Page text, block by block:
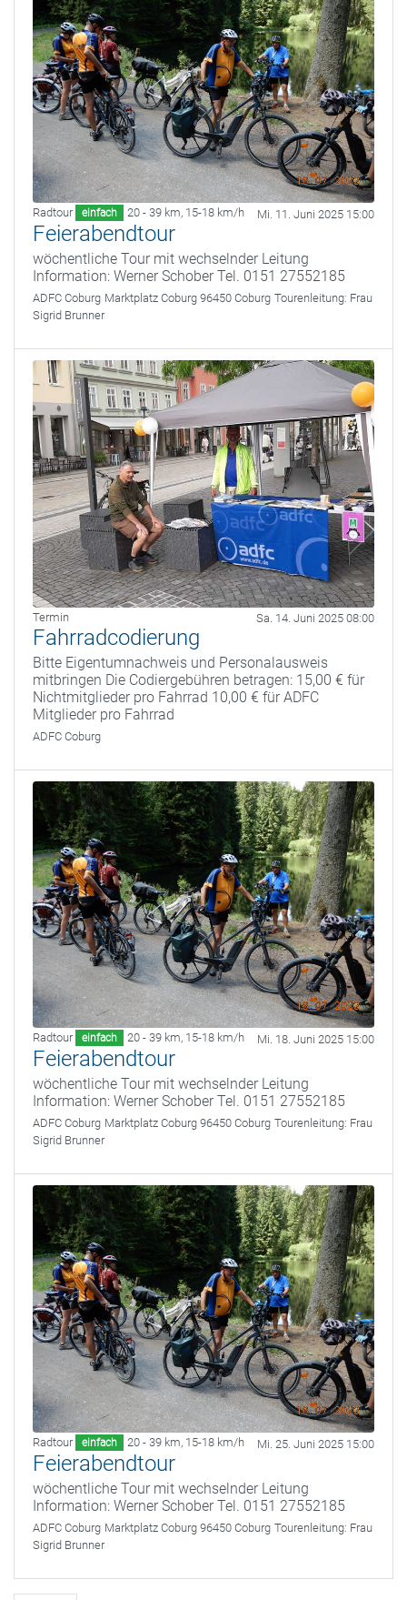
Radtour einfach 20 - 39 km, 15-18 km/h Mi. 11. Juni 2025 15:00
Feierabendtour
wöchentliche Tour mit wechselnder Leitung
Information: Werner Schober Tel. 0151 27552185
ADFC Coburg Marktplatz Coburg 96450 Coburg Tourenleitung: Frau
Sigrid Brunner
Termin Sa. 14. Juni 2025 08:00
Fahrradcodierung
Bitte Eigentumnachweis und Personalausweis
mitbringen Die Codiergebühren betragen: 15,00 € für
Nichtmitglieder pro Fahrrad 10,00 € für ADFC
Mitglieder pro Fahrrad
ADFC Coburg
Radtour einfach 20 - 39 km, 15-18 km/h Mi. 18. Juni 2025 15:00
Feierabendtour
wöchentliche Tour mit wechselnder Leitung
Information: Werner Schober Tel. 0151 27552185
ADFC Coburg Marktplatz Coburg 96450 Coburg Tourenleitung: Frau
Sigrid Brunner
Radtour einfach 20 - 39 km, 15-18 km/h Mi. 25. Juni 2025 15:00
Feierabendtour
wöchentliche Tour mit wechselnder Leitung
Information: Werner Schober Tel. 0151 27552185
ADFC Coburg Marktplatz Coburg 96450 Coburg Tourenleitung: Frau
Sigrid Brunner